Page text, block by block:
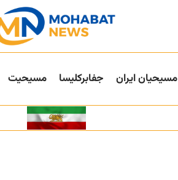
مسیحیان ایران جفا‌بر‌کلیسا مسیحیت